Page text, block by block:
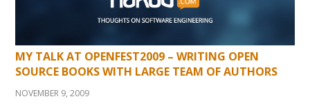
MY TALK AT OPENFEST2009 – WRITING OPEN
SOURCE BOOKS WITH LARGE TEAM OF AUTHORS
NOVEMBER 9, 2009